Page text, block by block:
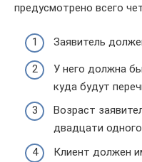
предусмотрено всего
Заявитель
У него должна
куда будут
Возраст
двадцати
Клиент должен